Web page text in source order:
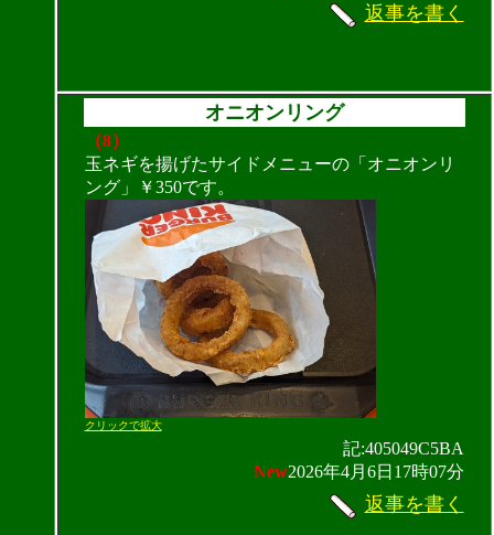
返事を書く
オニオンリング
（8）
玉ネギを揚げたサイドメニューの「オニオンリ
ング」￥350です。
クリックで拡大
記:405049C5BA
New2026年4月6日17時07分
返事を書く